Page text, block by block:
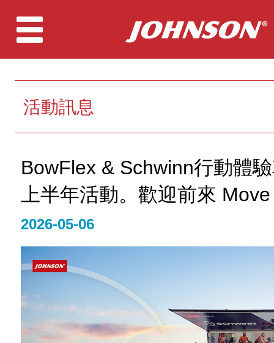
活動訊息
BowFlex & Schwinn行動體
上半年活動。歡迎前來
2026-05-06